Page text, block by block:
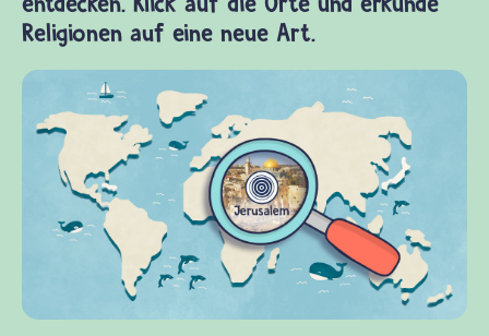
Religionen auf eine neue Art.